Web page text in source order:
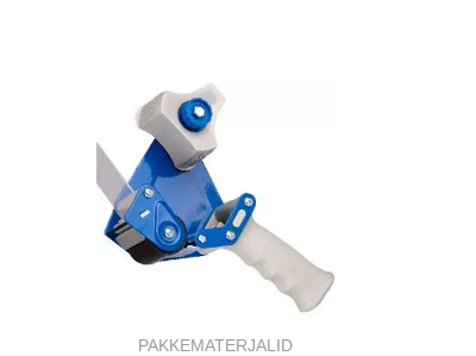
PAKKEMATERJALID